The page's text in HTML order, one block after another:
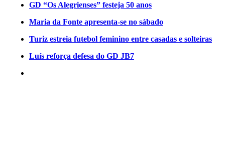
GD “Os Alegrienses” festeja 50 anos
Maria da Fonte apresenta-se no sábado
Turiz estreia futebol feminino entre casadas e solteiras
Luís reforça defesa do GD JB7